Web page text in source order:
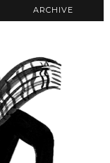
ARCHIVE